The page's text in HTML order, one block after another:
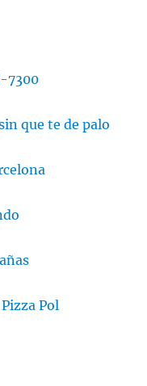
7300
que te de palo
Pol